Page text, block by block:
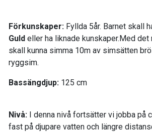
Förkunskaper: Fyllda 5år. Barnet skall
Guld eller ha liknade kunskaper.Med det
skall kunna simma 10m av simsätten
ryggsim.
Bassängdjup: 125 cm
Nivå: I denna nivå fortsätter vi jobba på
fast på djupare vatten och längre